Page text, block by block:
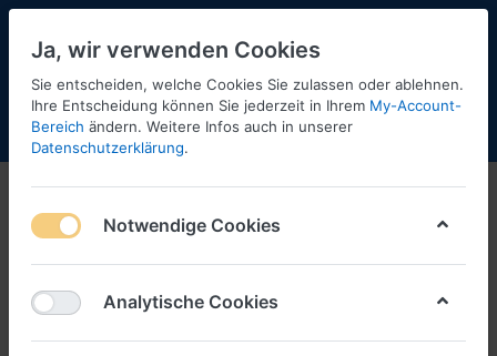
Menü Anmelden Shopaktualisierung
Einsatzfahrzeuge
1-12 von 440
Filtern Sortieren
Ja, wir verwenden Cookies
Sie entscheiden, welche Cookies Sie zulassen oder ablehnen.
Ihre Entscheidung können Sie jederzeit in Ihrem My-Account-
Bereich ändern. Weitere Infos auch in unserer
Datenschutzerklärung.
Notwendige Cookies
Analytische Cookies